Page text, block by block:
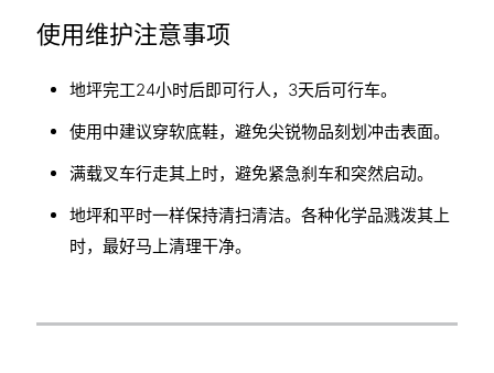
使用维护注意事项
地坪完工24小时后即可行人，3天后可行车。
使用中建议穿软底鞋，避免尖锐物品刻划冲击表面。
满载叉车行走其上时，避免紧急刹车和突然启动。
地坪和平时一样保持清扫清洁。各种化学品溅泼其上
时，最好马上清理干净。